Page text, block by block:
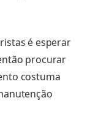
é esperar
procurar
costuma